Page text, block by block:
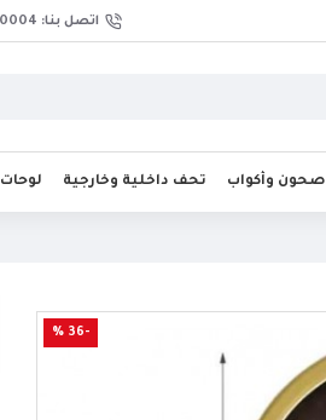
اتصل بنا: 0583510004
صحون وأكواب تحف داخلية وخارجية لوحات
-36 %